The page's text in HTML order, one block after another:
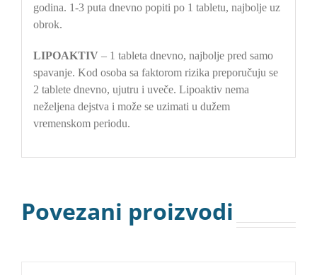
godina. 1-3 puta dnevno popiti po 1 tabletu, najbolje uz
obrok.
LIPOAKTIV– 1 tableta dnevno, najbolje pred samo
spavanje. Kod osoba sa faktorom rizika preporučuju se
2 tablete dnevno, ujutru i uveče. Lipoaktiv nema
neželjena dejstva i može se uzimati u dužem
vremenskom periodu.
Povezani proizvodi